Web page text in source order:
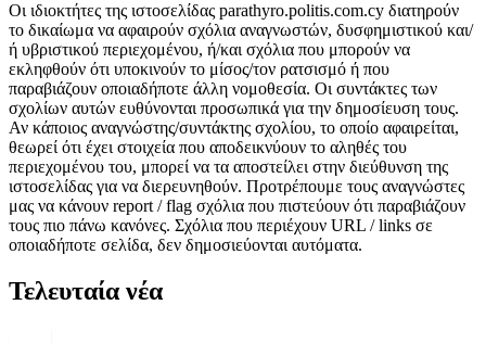
Οι ιδιοκτήτες της ιστοσελίδας parathyro.politis.com.cy διατηρούν
το δικαίωμα να αφαιρούν σχόλια αναγνωστών, δυσφημιστικού και/
ή υβριστικού περιεχομένου, ή/και σχόλια που μπορούν να
εκληφθούν ότι υποκινούν το μίσος/τον ρατσισμό ή που
παραβιάζουν οποιαδήποτε άλλη νομοθεσία. Οι συντάκτες των
σχολίων αυτών ευθύνονται προσωπικά για την δημοσίευση τους.
Αν κάποιος αναγνώστης/συντάκτης σχολίου, το οποίο αφαιρείται,
θεωρεί ότι έχει στοιχεία που αποδεικνύουν το αληθές του
περιεχομένου του, μπορεί να τα αποστείλει στην διεύθυνση της
ιστοσελίδας για να διερευνηθούν. Προτρέπουμε τους αναγνώστες
μας να κάνουν report / flag σχόλια που πιστεύουν ότι παραβιάζουν
τους πιο πάνω κανόνες. Σχόλια που περιέχουν URL / links σε
οποιαδήποτε σελίδα, δεν δημοσιεύονται αυτόματα.
Τελευταία νέα